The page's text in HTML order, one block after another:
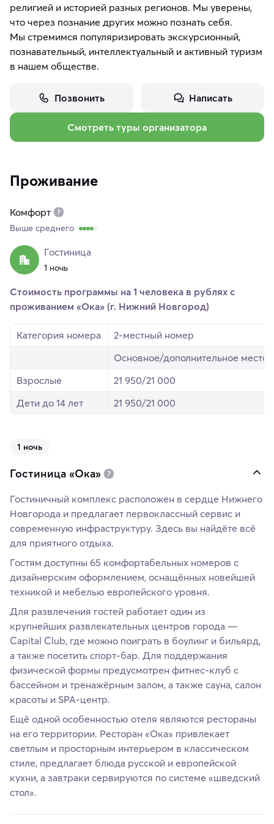
религией и историей разных регионов. Мы уверены,
что через познание других можно познать себя.
Мы стремимся популяризировать экскурсионный,
познавательный, интеллектуальный и активный туризм
в нашем обществе.
Позвонить Написать
Смотреть туры организатора
Проживание
Комфорт
Выше среднего
Гостиница
1 ночь
Стоимость программы на 1 человека в рублях с
проживанием «Ока» (г. Нижний Новгород)
Категория номера
2-местный номер
Основное/дополнительное место
Взрослые
21 950/21 000
Дети до 14 лет
21 950/21 000
1 ночь
Гостиница «Ока»
Гостиничный комплекс расположен в сердце Нижнего
Новгорода и предлагает первоклассный сервис и
современную инфраструктуру. Здесь вы найдёте всё
для приятного отдыха.
Гостям доступны 65 комфортабельных номеров с
дизайнерским оформлением, оснащённых новейшей
техникой и мебелью европейского уровня.
Для развлечения гостей работает один из
крупнейших развлекательных центров города —
Capital Club, где можно поиграть в боулинг и бильярд,
а также посетить спорт-бар. Для поддержания
физической формы предусмотрен фитнес-клуб с
бассейном и тренажёрным залом, а также сауна, салон
красоты и SPA-центр.
Ещё одной особенностью отеля являются рестораны
на его территории. Ресторан «Ока» привлекает
светлым и просторным интерьером в классическом
стиле, предлагает блюда русской и европейской
кухни, а завтраки сервируются по системе «шведский
стол».